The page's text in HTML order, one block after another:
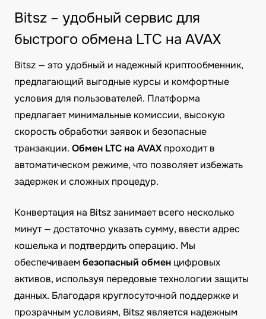
Bitsz – удобный сервис для
быстрого обмена LTC на AVAX
Bitsz — это удобный и надежный криптообменник,
предлагающий выгодные курсы и комфортные
условия для пользователей. Платформа
предлагает минимальные комиссии, высокую
скорость обработки заявок и безопасные
транзакции. Обмен LTC на AVAX проходит в
автоматическом режиме, что позволяет избежать
задержек и сложных процедур.
Конвертация на Bitsz занимает всего несколько
минут — достаточно указать сумму, ввести адрес
кошелька и подтвердить операцию. Мы
обеспечиваембезопасный обмен цифровых
активов, используя передовые технологии защиты
данных. Благодаря круглосуточной поддержке и
прозрачным условиям, Bitsz является надежным